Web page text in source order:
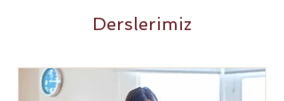
Derslerimiz